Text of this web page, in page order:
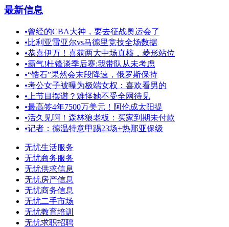
最新信息
•曾经的CBA大神，要去征战奥运会了
•比利亚雷亚尔vs马德里竞技全场数据
•恭喜伊万！喜获两大中场真核，菱形站位
•霸气!杜锋谈季后赛:我带队从未考虑
•“锆石”果然会末段降速，俄罗斯保持
•考公女子被曝为极端女权：喜欢看男的
• 上节目摆谱？难怪她不受全网待见
•最高签4年7500万美元！阿伦成太阳提
•活久见啊！森林狼老板：买家到期未付款
•记者：德温特意甲踢23场+热那亚保级
无忧生活服务
无忧商务服务
无忧供求信息
无忧房产信息
无忧商务信息
无忧二手市场
无忧教育培训
无忧求职招聘